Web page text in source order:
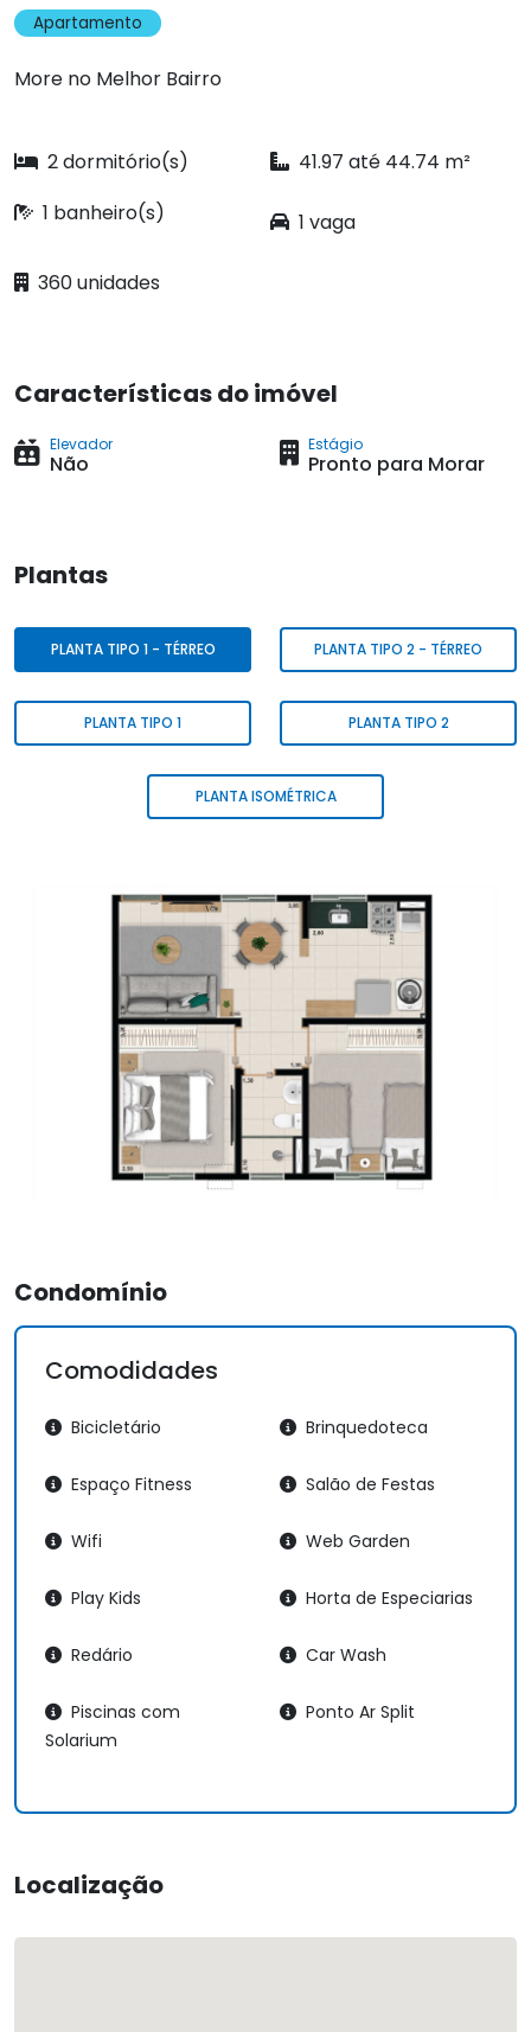
Apartamento
More no Melhor Bairro
2 dormitório(s)
41.97 até 44.74 m²
1 banheiro(s)
1 vaga
360 unidades
Características do imóvel
Elevador
Não
Estágio
Pronto para Morar
Plantas
PLANTA TIPO 1 - TÉRREO PLANTA TIPO 2 - TÉRREO
PLANTA TIPO 1 PLANTA TIPO 2
PLANTA ISOMÉTRICA
Condomínio
Comodidades
Bicicletário Brinquedoteca
Espaço Fitness Salão de Festas
Wifi Web Garden
Play Kids Horta de Especiarias
Redário Car Wash
Piscinas com
Solarium
Ponto Ar Split
Localização